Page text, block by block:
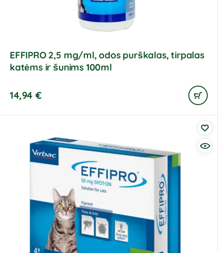
EFFIPRO 2,5 mg/ml, odos purškalas, tirpalas
katėms ir šunims 100ml
14,94 €